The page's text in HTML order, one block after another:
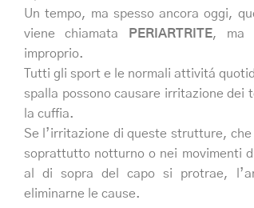
Un tempo, ma spesso ancora oggi,
viene chiamata
PERIARTRITE, ma
improprio.
Tutti gli sport e le normali attivitá
spalla possono causare irritazione dei
la cuffia.
Se l’irritazione di queste strutture,
soprattutto notturno o nei movimenti
al di sopra del capo si protrae,
eliminarne le cause.